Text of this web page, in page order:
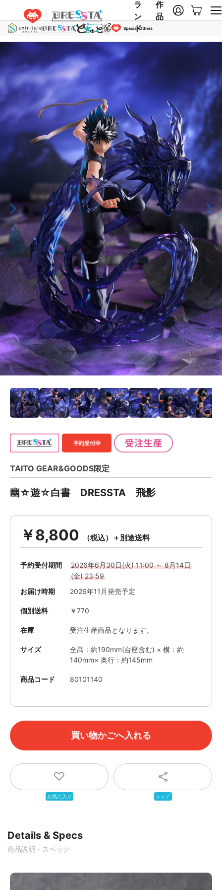
ラ
ン
ド
作
品
幽☆遊☆白書 DRESSTA 飛影
TAITO GEAR&GOODS限定
￥8,800
商品コード 80101140
予約受付期間
2026年6月30日(火) 11:00 ～ 8月14日
(金) 23:59
お届け時期
2026年11月発売予定
サイズ
全高：約190mm(台座含む) × 横：約
140mm× 奥行：約145mm
個別送料 ￥770
在庫 受注生産商品となります。
Details & Specs
商品説明・スペック